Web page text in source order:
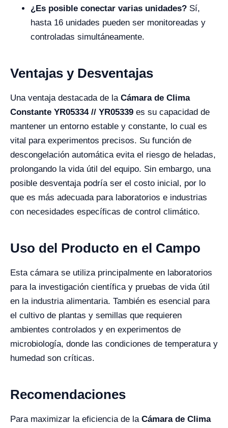
¿Es posible conectar varias unidades? Sí,
hasta 16 unidades pueden ser monitoreadas y
controladas simultáneamente.
Ventajas y Desventajas
Una ventaja destacada de la Cámara de Clima
Constante YR05334 // YR05339 es su capacidad de
mantener un entorno estable y constante, lo cual es
vital para experimentos precisos. Su función de
descongelación automática evita el riesgo de heladas,
prolongando la vida útil del equipo. Sin embargo, una
posible desventaja podría ser el costo inicial, por lo
que es más adecuada para laboratorios e industrias
con necesidades específicas de control climático.
Uso del Producto en el Campo
Esta cámara se utiliza principalmente en laboratorios
para la investigación científica y pruebas de vida útil
en la industria alimentaria. También es esencial para
el cultivo de plantas y semillas que requieren
ambientes controlados y en experimentos de
microbiología, donde las condiciones de temperatura y
humedad son críticas.
Recomendaciones
Para maximizar la eficiencia de la Cámara de Clima